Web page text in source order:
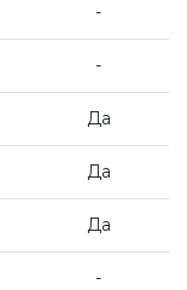
-
-
Да
Да
Да
-